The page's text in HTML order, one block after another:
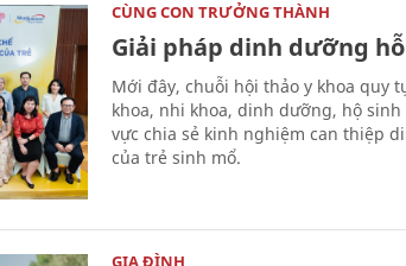
CÙNG CON TRƯỞNG THÀNH
Giải pháp dinh dưỡng
Mới đây, chuỗi hội thảo y khoa quy
khoa, nhi khoa, dinh dưỡng, hộ
vực chia sẻ kinh nghiệm can thiệp
của trẻ sinh mổ.
GIA ĐÌNH